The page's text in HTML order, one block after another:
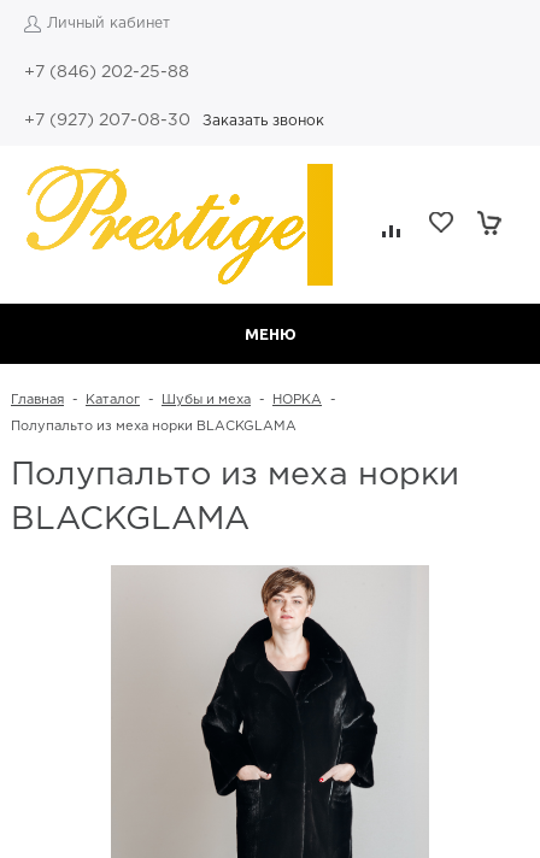
Личный кабинет
+7 (846) 202-25-88
+7 (927) 207-08-30 Заказать звонок
МЕНЮ
Главная - Каталог - Шубы и меха - НОРКА -
Полупальто из меха норки BLACKGLAMA
Полупальто из меха норки
BLACKGLAMA